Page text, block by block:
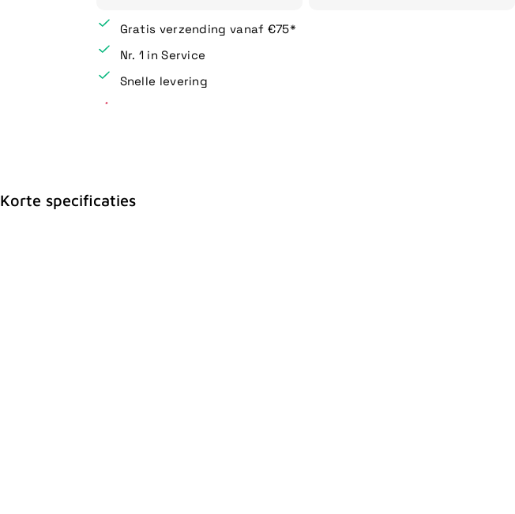
Gratis verzending vanaf €75*
Nr. 1 in Service
Snelle levering
Korte specificaties